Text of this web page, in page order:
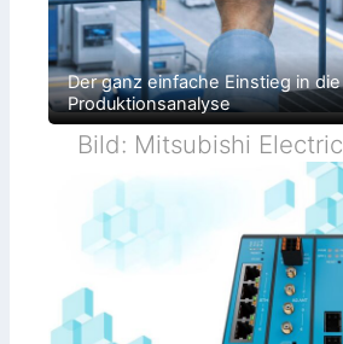
Der ganz einfache Einstieg in die
Produktionsanalyse
Bild: Mitsubishi Electric